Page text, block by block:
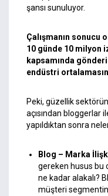
şansı sunuluyor.
Çalışmanın sonucu
10 günde 10 milyon
kapsamında
endüstri
Peki, güzellik
açısından bloggerlar
yapıldıktan sonra
Blog – Marka
gereken husus bu
ne kadar alakalı?
müşteri